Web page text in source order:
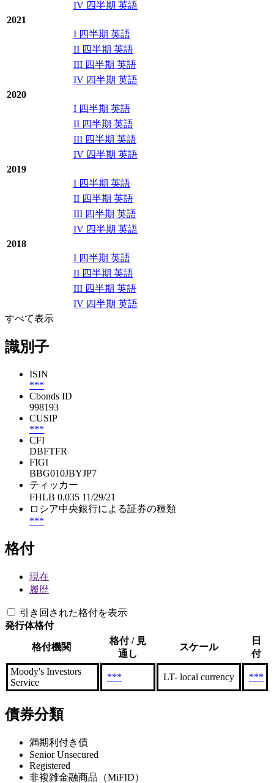
IV 四半期 英語
2021
I 四半期 英語
II 四半期 英語
III 四半期 英語
IV 四半期 英語
2020
I 四半期 英語
II 四半期 英語
III 四半期 英語
IV 四半期 英語
2019
I 四半期 英語
II 四半期 英語
III 四半期 英語
IV 四半期 英語
2018
I 四半期 英語
II 四半期 英語
III 四半期 英語
IV 四半期 英語
すべて表示
識別子
ISIN
***
Cbonds ID
998193
CUSIP
***
CFI
DBFTFR
FIGI
BBG010JBYJP7
ティッカー
FHLB 0.035 11/29/21
ロシア中央銀行による証券の種類
***
格付
現在
履歴
引き回された格付を表示
発行体格付
格付機関
格付 / 見
通し
スケール
日
付
Moody's Investors
Service
*** LT- local currency ***
債券分類
満期利付き債
Senior Unsecured
Registered
非複雑金融商品（MiFID）